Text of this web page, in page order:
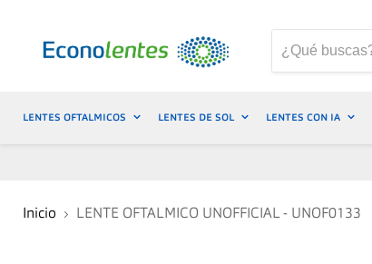
LENTES OFTALMICOS LENTES DE SOL LENTES CON IA
Inicio LENTE OFTALMICO UNOFFICIAL - UNOF0133